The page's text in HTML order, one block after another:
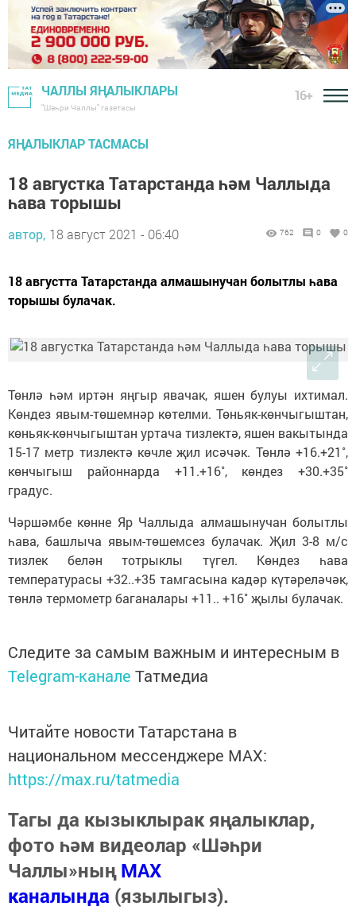
ЧАЛЛЫ ЯҢАЛЫКЛАРЫ
"Шәһри Чаллы" газетасы
16+
ЯҢАЛЫКЛАР ТАСМАСЫ
18 августка Татарстанда һәм Чаллыда
һава торышы
автор, 18 август 2021 - 06:40 762 0 0
18 августта Татарстанда алмашынучан болытлы һава
торышы булачак.
Төнлә һәм иртән яңгыр явачак, яшен булуы ихтимал.
Көндез явым-төшемнәр көтелми. Төньяк-көнчыгыштан,
көньяк-көнчыгыштан уртача тизлектә, яшен вакытында
15-17 метр тизлектә көчле җил исәчәк. Төнлә +16.+21˚,
көнчыгыш районнарда +11.+16˚, көндез +30.+35˚
градус.
Чәршәмбе көнне Яр Чаллыда алмашынучан болытлы
һава, башлыча явым-төшемсез булачак. Җил 3-8 м/с
тизлек белән тотрыклы түгел. Көндез һава
температурасы +32..+35 тамгасына кадәр күтәреләчәк,
төнлә термометр баганалары +11.. +16˚ җылы булачак.
Следите за самым важным и интересным в
Telegram-канале Татмедиа
Читайте новости Татарстана в
национальном мессенджере MАХ:
https://max.ru/tatmedia
Тагы да кызыклырак яңалыклар,
фото һәм видеолар «Шәһри
Чаллы»ныңMAX
каналында (язылыгыз).